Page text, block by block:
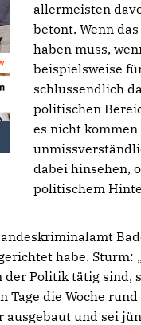
allermeisten
betont. Wenn
haben muss,
beispielsweise
schlussendlich
politischen
es nicht kommen
dabei hinsehen,
politischem
habe. Sturm:
Politik tätig sind,
Tage die Woche
ausgebaut und sei